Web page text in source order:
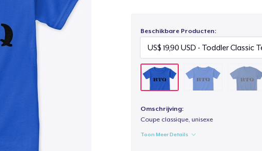
Beschikbare Producten:
Omschrijving:
Coupe classique, unisexe
Toon Meer Details